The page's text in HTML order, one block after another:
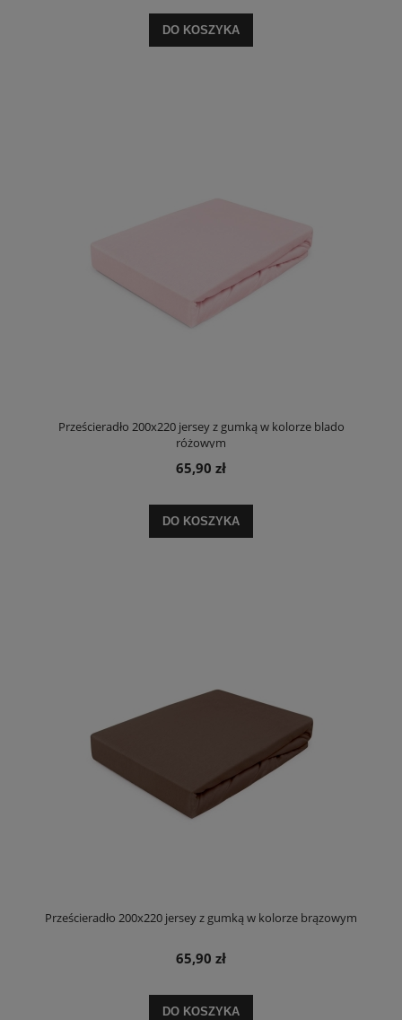
DO KOSZYKA
Prześcieradło 200x220 jersey z gumką w kolorze blado
różowym
65,90 zł
DO KOSZYKA
Prześcieradło 200x220 jersey z gumką w kolorze brązowym
65,90 zł
DO KOSZYKA